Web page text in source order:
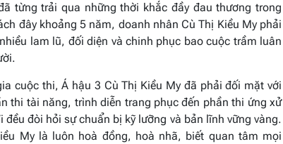
từng trải qua những thời khắc đầy đau thương trong
đây khoảng 5 năm, doanh nhân Cù Thị Kiều My phải
lam lũ, đối diện và chinh phục bao cuộc trầm luân
cuộc thi, Á hậu 3 Cù Thị Kiều My đã phải đối mặt với
thi tài năng, trình diễn trang phục đến phần thi ứng xử
đòi hỏi sự chuẩn bị kỹ lưỡng và bản lĩnh vững vàng.
My là luôn hoà đồng, hoà nhã, biết quan tâm mọi